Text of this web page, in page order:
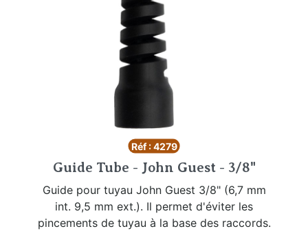
Réf : 4279
Guide Tube - John Guest - 3/8"
Guide pour tuyau John Guest 3/8" (6,7 mm
int. 9,5 mm ext.). Il permet d'éviter les
pincements de tuyau à la base des raccords.